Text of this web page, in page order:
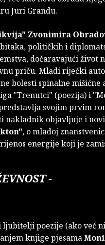
Juri Grandu.
Zvonimira
političkih i
dočaravajući život
priču. Mladi riječki
bolesti spinalne mišićne
"Trenutci" (poezija) i
svojim prvim
nakladnik objavljuje i
, o mladoj
energije koji je
-
poezije (ako već
knjige pjesama